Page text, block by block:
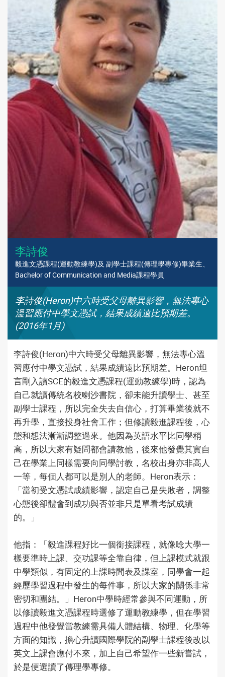
李詩俊(Heron)中六時受父母離異影響，無法專心
溫習應付中學文憑試，結果成績遠比預期差。
(2016年1月)
李詩俊
毅進文憑課程(運動教練學)及 副學士課程(傳理學專修)畢業生、
Bachelor of Communication and Media課程學員
李詩俊(Heron)中六時受父母離異影響，無法專心溫
習應付中學文憑試，結果成績遠比預期差。Heron坦
言剛入讀SCE的毅進文憑課程(運動教練學)時，認為
自己就讀傳統名校喇沙書院，卻未能升讀學士、甚至
副學士課程，所以完全失去自信心，打算畢業後就不
再升學，直接投身社會工作；但修讀毅進課程後，心
態和想法漸漸調整過來。他因為英語水平比同學稍
高，所以大家有疑問都會請教他，後來他發覺其實自
己在學業上同樣需要向同學討教，名校出身亦非高人
一等，每個人都可以是別人的老師。Heron表示：
「當初受文憑試成績影響，認定自己是失敗者，調整
心態後卻體會到成功與否並非只是單看考試成績
的。」
他指：「毅進課程好比一個銜接課程，就像唸大學一
樣要準時上課、交功課等全靠自律，但上課模式就跟
中學類似，有固定的上課時間表及課室，同學會一起
經歷學習過程中發生的每件事，所以大家的關係非常
密切和團結。」Heron中學時經常參與不同運動，所
以修讀毅進文憑課程時選修了運動教練學，但在學習
過程中他發覺當教練需具備人體結構、物理、化學等
方面的知識，擔心升讀國際學院的副學士課程後改以
英文上課會應付不來，加上自己希望作一些新嘗試，
於是便選讀了傳理學專修。